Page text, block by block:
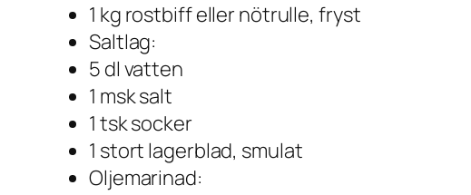
1 kg rostbiff eller nötrulle, fryst
Saltlag:
5 dl vatten
1 msk salt
1 tsk socker
1 stort lagerblad, smulat
Oljemarinad: